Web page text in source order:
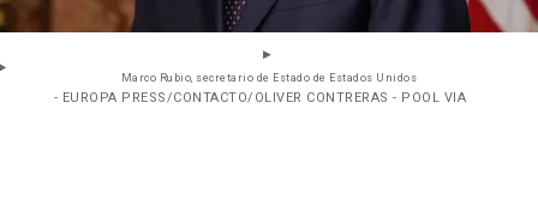
Marco Rubio, secretario de Estado de Estados Unidos
- EUROPA PRESS/CONTACTO/OLIVER CONTRERAS - POOL VIA